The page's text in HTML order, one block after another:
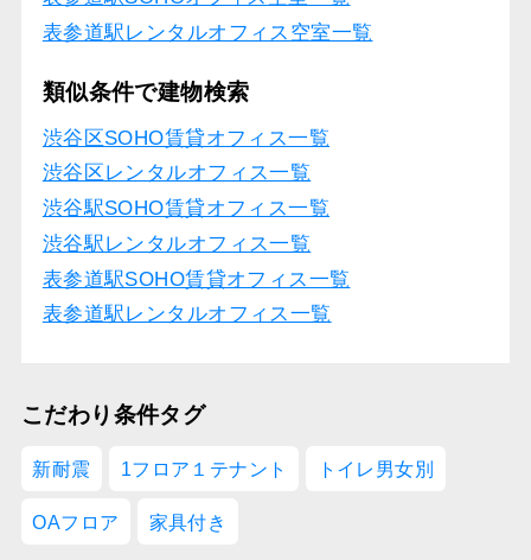
表参道駅レンタルオフィス空室一覧
類似条件で建物検索
渋谷区SOHO賃貸オフィス一覧
渋谷区レンタルオフィス一覧
渋谷駅SOHO賃貸オフィス一覧
渋谷駅レンタルオフィス一覧
表参道駅SOHO賃貸オフィス一覧
表参道駅レンタルオフィス一覧
こだわり条件タグ
新耐震 1フロア１テナント トイレ男女別
OAフロア 家具付き